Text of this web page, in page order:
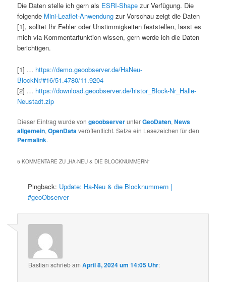
Die Daten stelle ich gern als ESRI-Shape zur Verfügung. Die
folgende Mini-Leaflet-Anwendung zur Vorschau zeigt die Daten
[1], solltet Ihr Fehler oder Unstimmigkeiten feststellen, lasst es
mich via Kommentarfunktion wissen, gern werde ich die Daten
berichtigen.
[1] … https://demo.geoobserver.de/HaNeu-
BlockNr/#16/51.4780/11.9204
[2] … https://download.geoobserver.de/histor_Block-Nr_Halle-
Neustadt.zip
Dieser Eintrag wurde vongeoobserverunterGeoDaten,News
allgemein,OpenDataveröffentlicht. Setze ein Lesezeichen für den
Permalink.
5 KOMMENTARE ZU „HA-NEU & DIE BLOCKNUMMERN“
Pingback: Update: Ha-Neu & die Blocknummern |
#geoObserver
Bastian schriebamApril 8, 2024 um 14:05 Uhr: